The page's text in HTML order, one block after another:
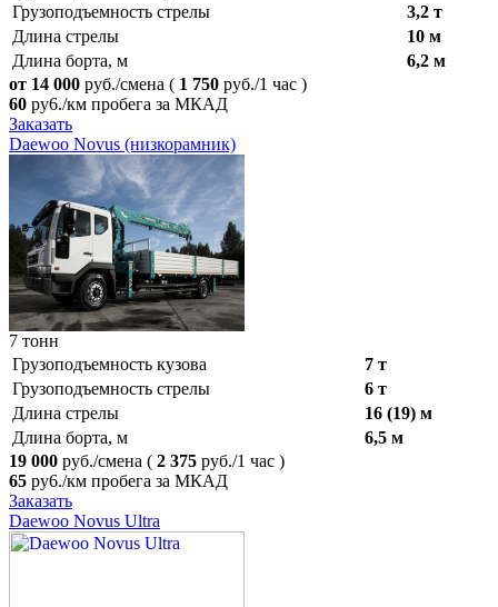
Грузоподъемность стрелы
3,2 т
Длина стрелы
10 м
Длина борта, м
6,2 м
от 14 000 руб./смена ( 1 750 руб./1 час )
60 ру6./км пробега за МКАД
Заказать
Daewoo Novus (низкорамник)
7 тонн
Грузоподъемность кузова
7 т
Грузоподъемность стрелы
6 т
Длина стрелы
16 (19) м
Длина борта, м
6,5 м
19 000 руб./смена ( 2 375 руб./1 час )
65 ру6./км пробега за МКАД
Заказать
Daewoo Novus Ultra